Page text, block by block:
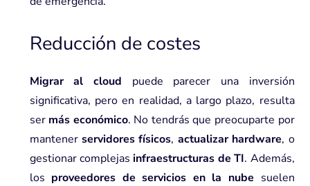
Reducción de costes
Migrar al cloud
puede parecer una inversión
significativa, pero en realidad, a largo plazo, resulta
ser más económico. No tendrás que preocuparte por
mantenerservidores físicos, actualizar hardware, o
gestionar complejas infraestructuras de TI. Además,
los proveedores de servicios en la nube suelen